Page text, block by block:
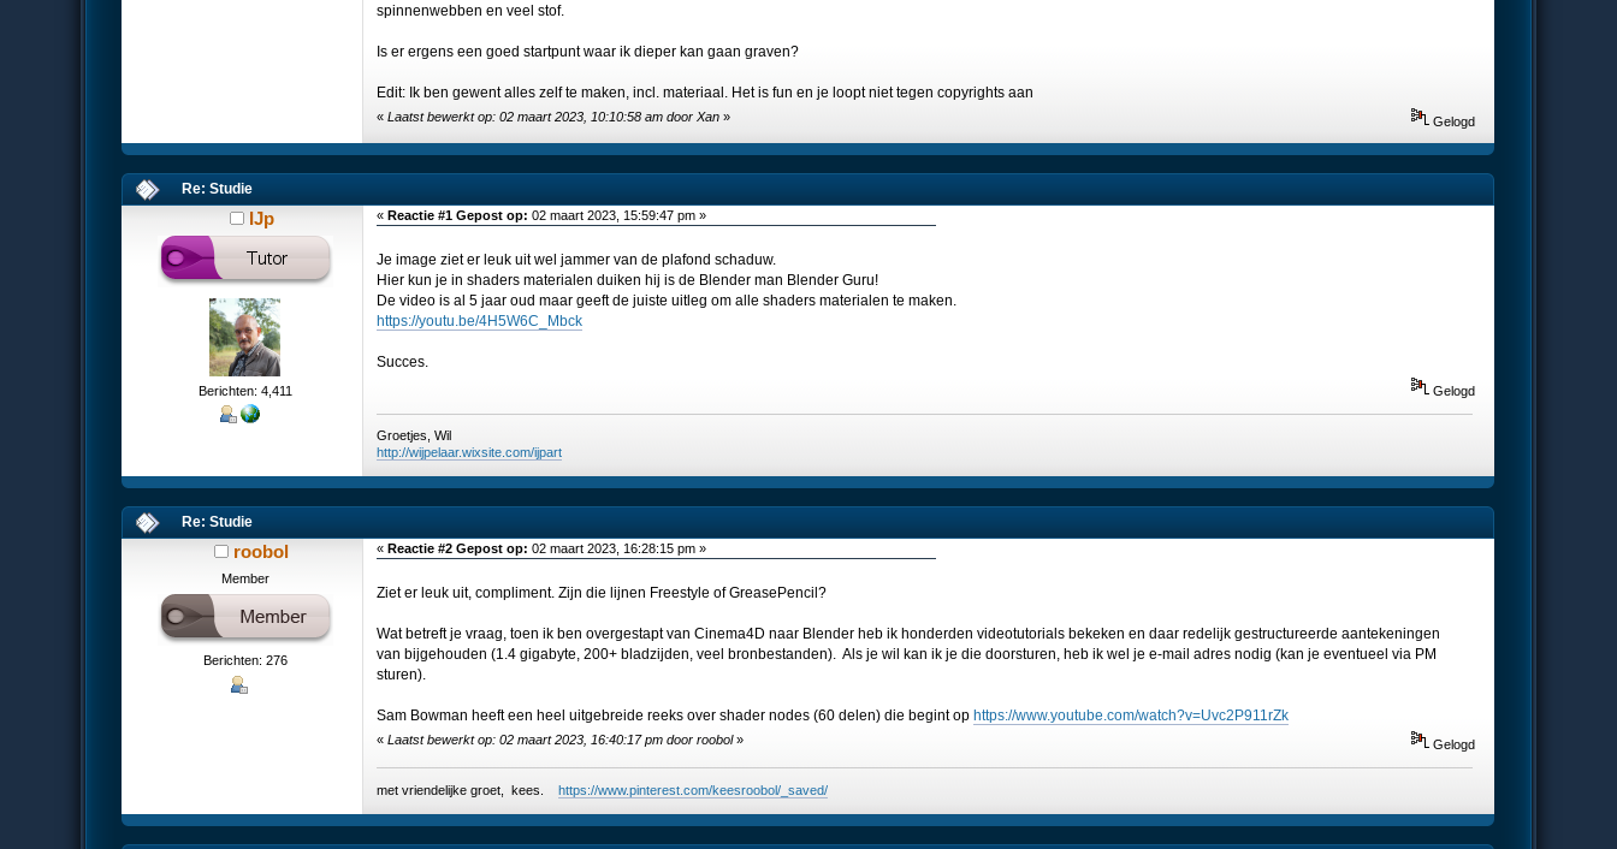
spinnenwebben en veel stof.
Is er ergens een goed startpunt waar ik dieper kan gaan graven?
Edit: Ik ben gewent alles zelf te maken, incl. materiaal. Het is fun en je loopt niet tegen copyrights aan
«Laatst bewerkt op: 02 maart 2023, 10:10:58 am door Xan » Gelogd
Re: Studie
IJp
Berichten: 4,411
«Reactie #1 Gepost op: 02 maart 2023, 15:59:47 pm »
Je image ziet er leuk uit wel jammer van de plafond schaduw.
Hier kun je in shaders materialen duiken hij is de Blender man Blender Guru!
De video is al 5 jaar oud maar geeft de juiste uitleg om alle shaders materialen te maken.
https://youtu.be/4H5W6C_Mbck
Succes.
Gelogd
Groetjes, Wil
http://wijpelaar.wixsite.com/ijpart
Re: Studie
roobol
Member
Berichten: 276
« Reactie #2 Gepost op: 02 maart 2023, 16:28:15 pm »
Ziet er leuk uit, compliment. Zijn die lijnen Freestyle of GreasePencil?
Wat betreft je vraag, toen ik ben overgestapt van Cinema4D naar Blender heb ik honderden videotutorials bekeken en daar redelijk gestructureerde aantekeningen
van bijgehouden (1.4 gigabyte, 200+ bladzijden, veel bronbestanden). Als je wil kan ik je die doorsturen, heb ik wel je e-mail adres nodig (kan je eventueel via PM
sturen).
Sam Bowman heeft een heel uitgebreide reeks over shader nodes (60 delen) die begint op https://www.youtube.com/watch?v=Uvc2P911rZk
«Laatst bewerkt op: 02 maart 2023, 16:40:17 pm door roobol» Gelogd
met vriendelijke groet, kees.https://www.pinterest.com/keesroobol/_saved/